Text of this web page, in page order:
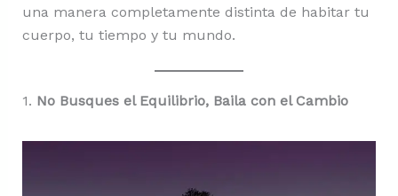
una manera completamente distinta de habitar tu
cuerpo, tu tiempo y tu mundo.
1. No Busques el Equilibrio, Baila con el Cambio